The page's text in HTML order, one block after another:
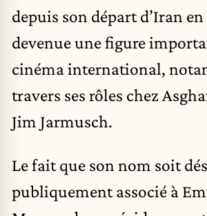
depuis son départ d’Iran
devenue une figure
cinéma international,
travers ses rôles chez
Jim Jarmusch.
Le fait que son nom soit
publiquement associé à